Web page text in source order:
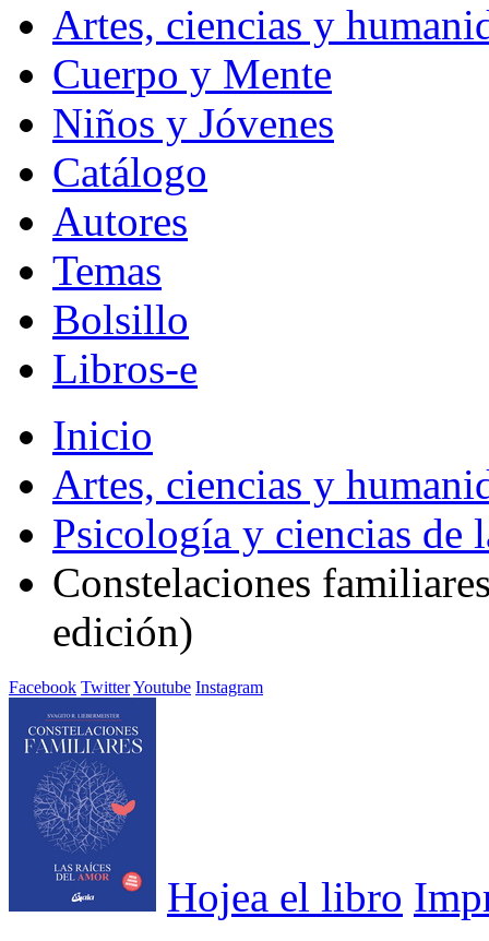
Artes, ciencias y
Cuerpo y Mente
Niños y Jóvenes
Catálogo
Autores
Temas
Bolsillo
Libros-e
Inicio
Artes, ciencias y
Psicología y ciencias de
Constelaciones
edición)
Facebook TwitterYoutube Instagram
Hojea el libro